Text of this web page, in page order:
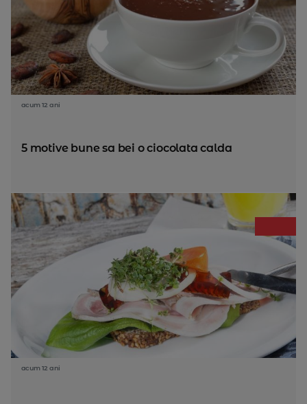
acum 12 ani
5 motive bune sa bei o ciocolata calda
acum 12 ani